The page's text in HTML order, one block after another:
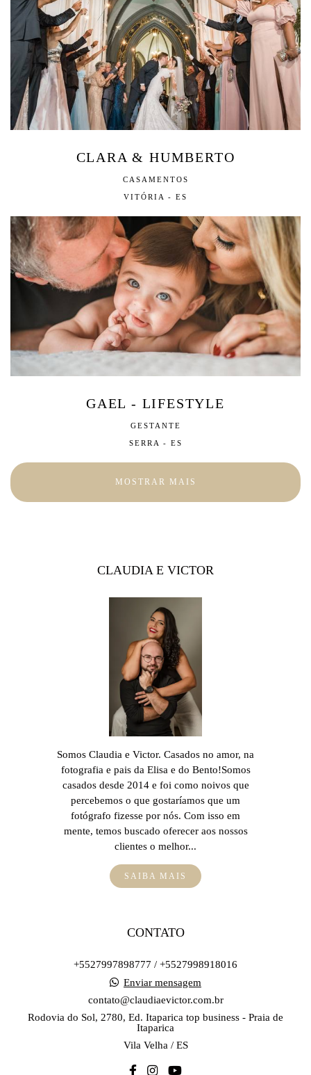
CLARA & HUMBERTO
CASAMENTOS
VITÓRIA - ES
GAEL - LIFESTYLE
GESTANTE
SERRA - ES
MOSTRAR MAIS
CLAUDIA E VICTOR
Somos Claudia e Victor. Casados no amor, na
fotografia e pais da Elisa e do Bento!Somos
casados desde 2014 e foi como noivos que
percebemos o que gostaríamos que um
fotógrafo fizesse por nós. Com isso em
mente, temos buscado oferecer aos nossos
clientes o melhor...
SAIBA MAIS
CONTATO
+5527997898777 / +5527998918016
Enviar mensagem
contato@claudiaevictor.com.br
Rodovia do Sol, 2780, Ed. Itaparica top business - Praia de
Itaparica
Vila Velha / ES